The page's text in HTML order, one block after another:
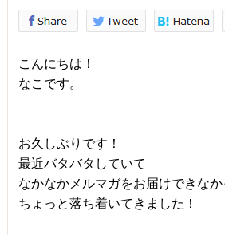
こんにちは！
なこです。
お久しぶりです！
最近バタバタしていて
なかなかメルマガをお届けできな
ちょっと落ち着いてきました！